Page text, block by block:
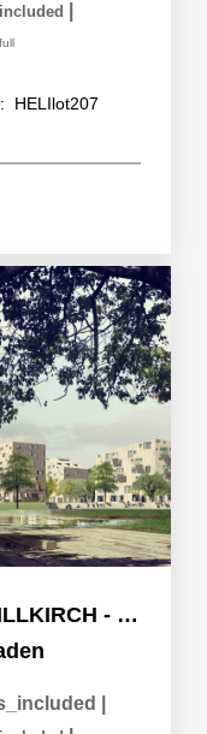
HELIlot207
CONSTRUCTION NEUVE A ILLKIRCH - QUARTIER LES PRAIRIES DU...